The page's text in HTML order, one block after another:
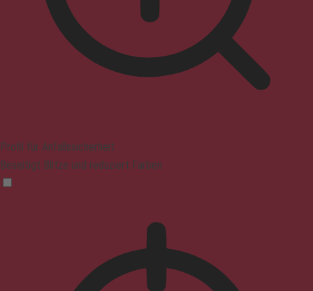
Profil für Anfallssicherheit
Beseitigt Blitze und reduziert Farben